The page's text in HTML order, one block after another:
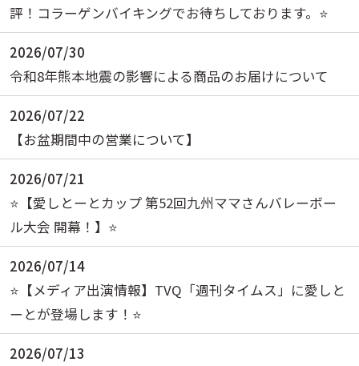
評！コラーゲンバイキングでお待ちしております。⭐️
2026/07/30
令和8年熊本地震の影響による商品のお届けについて
2026/07/22
【お盆期間中の営業について】
2026/07/21
⭐️【愛しとーとカップ 第52回九州ママさんバレーボー
ル大会 開幕！】⭐️
2026/07/14
⭐️【メディア出演情報】TVQ「週刊タイムス」に愛しと
ーとが登場します！⭐️
2026/07/13